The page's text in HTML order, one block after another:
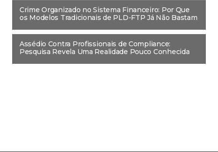
Crime Organizado no Sistema Financeiro: Por Que
os Modelos Tradicionais de PLD-FTP Já Não Bastam
Assédio Contra Profissionais de Compliance:
Pesquisa Revela Uma Realidade Pouco Conhecida